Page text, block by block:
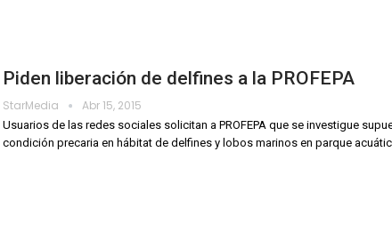
Piden liberación de delfines a la PROFEPA
StarMedia Abr 15, 2015
Usuarios de las redes sociales solicitan a PROFEPA que se investigue
condición precaria en hábitat de delfines y lobos marinos en parque